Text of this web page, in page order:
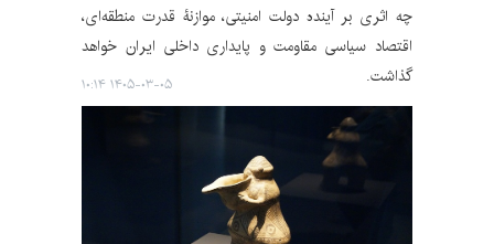
چه اثری بر آینده دولت امنیتی، موازنۀ قدرت منطقه‌ای،
اقتصاد سیاسی مقاومت و پایداری داخلی ایران خواهد
گذاشت.
۱۴۰۵-۰۳-۰۵ ۱۰:۱۴